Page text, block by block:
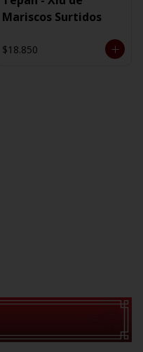
Mariscos Surtidos
$18.850